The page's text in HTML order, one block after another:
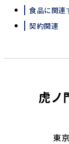
食品に関連
契約関連
虎ノ
東